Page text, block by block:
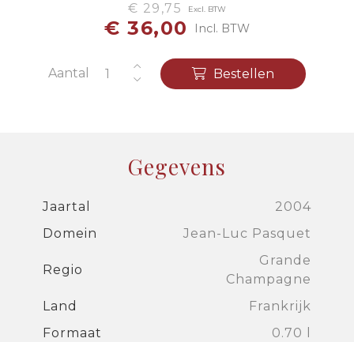
€ 29,75 Excl. BTW
€ 36,00 Incl. BTW
Aantal Bestellen
Gegevens
Jaartal
2004
Domein
Jean-Luc Pasquet
Regio
Grande
Champagne
Land
Frankrijk
Formaat
0.70 l